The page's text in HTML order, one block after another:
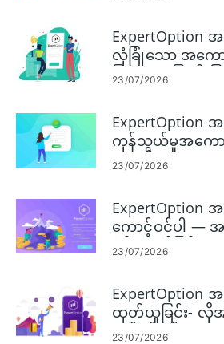
ExpertOption
လုံခြုံသော အကေ
ပြဿနာဖြေရှင်းခြင်
23/07/2026
ExpertOption
ကုန်သွယ်မှုအကော
အဆင့်များ
23/07/2026
ExpertOption
ကောင့်ဝင်ပါ —
ဝင်ရောက်ခြင်း။
23/07/2026
ExpertOption
ထုတ်ယူခြင်း- လိုအ
လုပ်ငန်းစဉ်
23/07/2026